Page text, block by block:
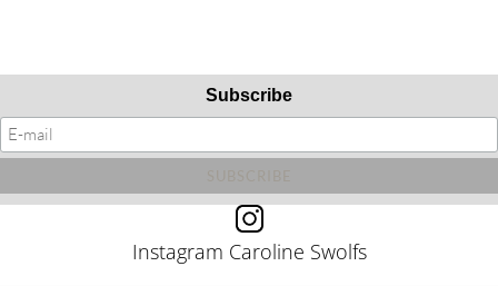
Subscribe
Instagram Caroline Swolfs